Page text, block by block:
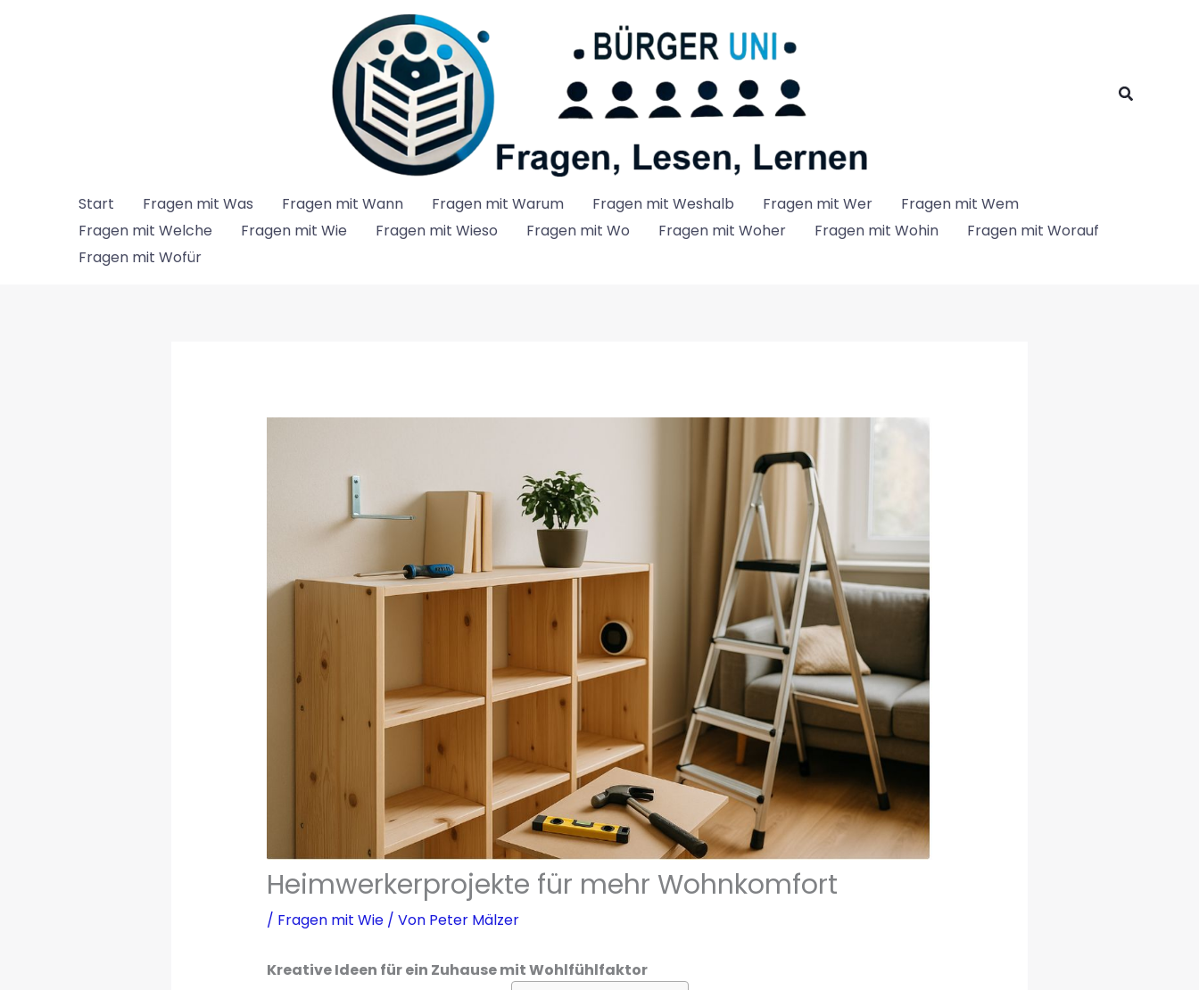
Suchen
Start Fragen mit Was Fragen mit Wann Fragen mit Warum Fragen mit Weshalb Fragen mit Wer
Fragen mit Wem
Fragen mit Welche
Fragen mit Wie Fragen mit Wieso Fragen mit Wo Fragen mit Woher Fragen mit Wohin
Fragen mit Worauf
Fragen mit Wofür
Heimwerkerprojekte für mehr Wohnkomfort
/ Fragen mit Wie/ Von Peter Mälzer
Kreative Ideen für ein Zuhause mit Wohlfühlfaktor